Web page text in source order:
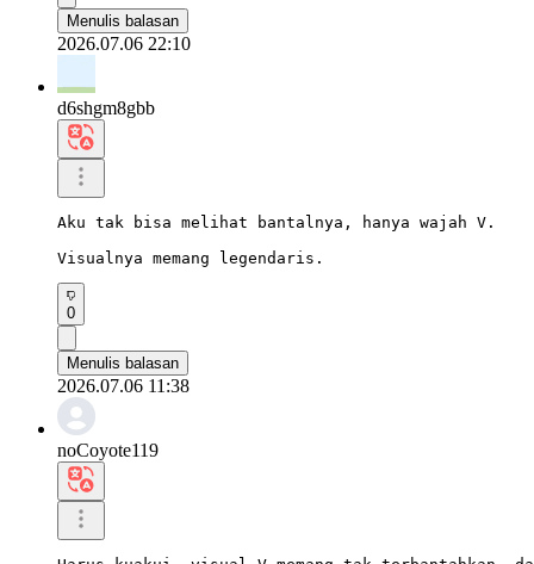
Menulis balasan
2026.07.06 22:10
d6shgm8gbb
Aku tak bisa melihat bantalnya, hanya wajah V.
Visualnya memang legendaris.
0
Menulis balasan
2026.07.06 11:38
noCoyote119